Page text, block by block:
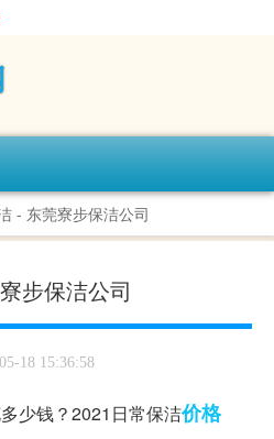
- 东莞寮步保洁公司
步保洁公司
18 15:36:58
少钱？2021日常保洁价格